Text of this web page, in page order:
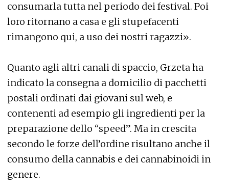
consumarla tutta nel periodo dei festival. Poi
loro ritornano a casa e gli stupefacenti
rimangono qui, a uso dei nostri ragazzi».
Quanto agli altri canali di spaccio, Grzeta ha
indicato la consegna a domicilio di pacchetti
postali ordinati dai giovani sul web, e
contenenti ad esempio gli ingredienti per la
preparazione dello “speed”. Ma in crescita
secondo le forze dell’ordine risultano anche il
consumo della cannabis e dei cannabinoidi in
genere.